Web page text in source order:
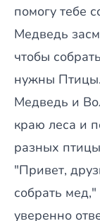
помогу тебе
Медведь
чтобы
нужны
Медведь и
краю леса и
разных
"Привет,
собрать
уверенно